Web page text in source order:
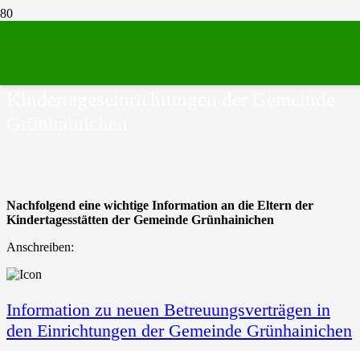
Nachfolgend eine wichtige Information an die Eltern der
Kindertagesstätten der Gemeinde Grünhainichen
Anschreiben:
Information zu neuen Betreuungsverträgen in
den Einrichtungen der Gemeinde Grünhainichen